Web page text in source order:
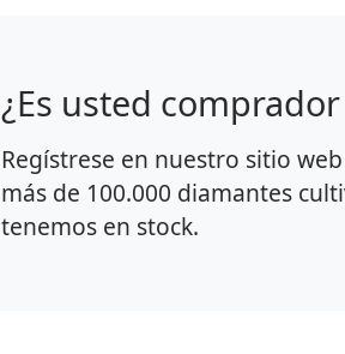
¿Es usted
Regístrese en nuestro sitio
más de 100.000 diamantes
tenemos en stock.